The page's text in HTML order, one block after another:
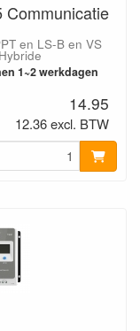
Communicatie
en LS-B en VS
1~2 werkdagen
14.95
12.36 excl. BTW